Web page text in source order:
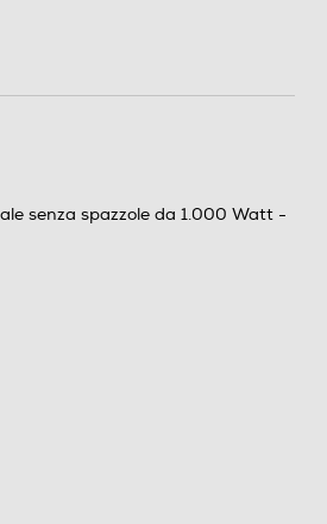
senza spazzole da 1.000 Watt -